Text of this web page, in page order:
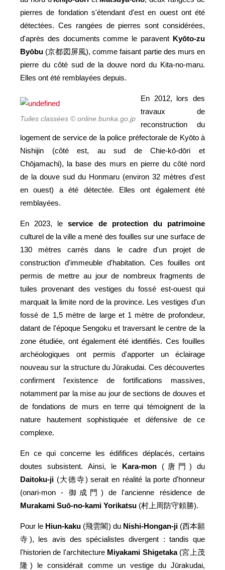
pierres de fondation s'étendant d'est en ouest ont été
détectées. Ces rangées de pierres sont considérées,
d'après des documents comme le paravent Kyōto-zu
Byōbu (京都図屏風), comme faisant partie des murs en
pierre du côté sud de la douve nord du Kita-no-maru.
Elles ont été remblayées depuis.
Tuiles classées © online.bunka.go.jp
En 2012, lors des
travaux de
reconstruction du
logement de service de la police préfectorale de Kyōto à
Nishijin (côté est, au sud de Chie-kō-dōri et
Chōjamachi), la base des murs en pierre du côté nord
de la douve sud du Honmaru (environ 32 mètres d'est
en ouest) a été détectée. Elles ont également été
remblayées.
En 2023, leservice de protection du patrimoine
culturel de la ville a mené des fouilles sur une surface de
130 mètres carrés dans le cadre d'un projet de
construction d'immeuble d'habitation. Ces fouilles ont
permis de mettre au jour de nombreux fragments de
tuiles provenant des vestiges du fossé est-ouest qui
marquait la limite nord de la province. Les vestiges d'un
fossé de 1,5 mètre de large et 1 mètre de profondeur,
datant de l'époque Sengoku et traversant le centre de la
zone étudiée, ont également été identifiés. Ces fouilles
archéologiques ont permis d'apporter un éclairage
nouveau sur la structure du Jūrakudai. Ces découvertes
confirment l'existence de fortifications massives,
notamment par la mise au jour de sections de douves et
de fondations de murs en terre qui témoignent de la
nature hautement sophistiquée et défensive de ce
complexe.
En ce qui concerne les édififices déplacés, certains
doutes subsistent. Ainsi, le Kara-mon(唐門) du
Daitoku-ji (大徳寺) serait en réalité la porte d'honneur
(onari-mon - 御成門) de l'ancienne résidence de
Murakami Suō-no-kami Yorikatsu (村上周防守頼勝).
Pour le Hiun-kaku (飛雲閣) du Nishi-Hongan-ji (西本願
寺), les avis des spécialistes divergent : tandis que
l'historien de l'architecture Miyakami Shigetaka(宮上茂
隆) le considérait comme un vestige du Jūrakudai,